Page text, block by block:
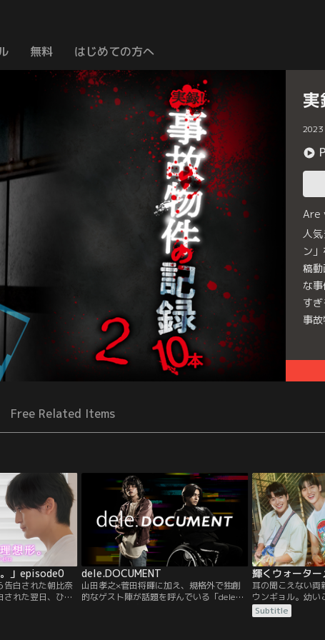
無料 はじめての方へ
2023
Are
人
ン
稿
な
す
事
Free Related Items
。」episode0
告白された朝比奈
された翌日、ひと
行ってしまう。
（綱啓永）、篠
dele.DOCUMENT
山田孝之×菅田将暉に加え、規格外で独創
的なゲスト陣が話題を呼んでいる「dele」
耳の聞こえない両
ウンギョル。幼い
け、真面目で明る
では同級生から嫌
Subtitle